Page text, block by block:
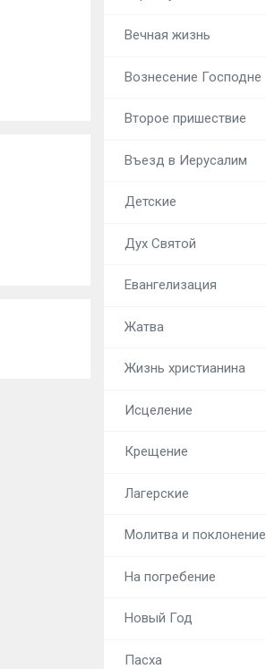
Вечная жизнь
Вознесение Господне
Второе пришествие
Въезд в Иерусалим
Детские
Дух Святой
Евангелизация
Жатва
Жизнь христианина
Исцеление
Крещение
Лагерские
Молитва и поклонение
На погребение
Новый Год
Пасха